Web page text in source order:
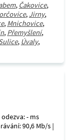
, Čakovice,
, Jirny,
, Mnichovice,
, Přemyšlení,
, Úvaly,
- ms
90,6 Mb/s |